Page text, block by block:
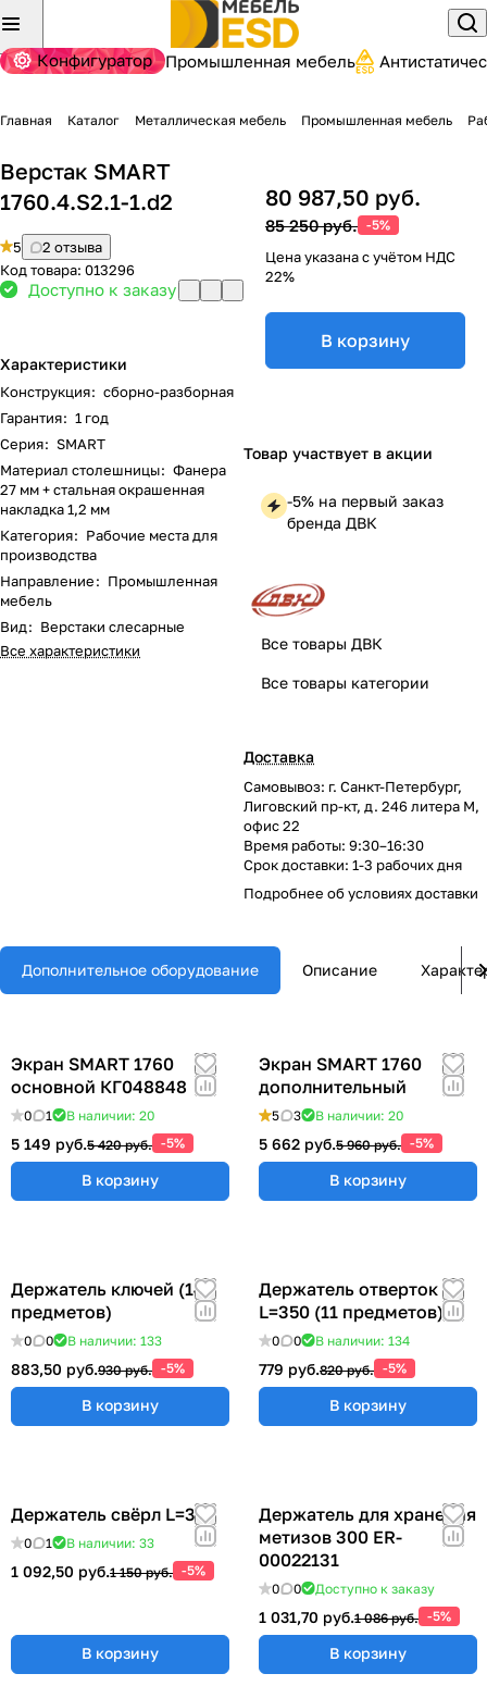
Конфигуратор Промышленная мебель
Главная Каталог Металлическая мебель Промышленная мебель
Верстак SMART
1760.4.S2.1-1.d2
5
2 отзыва
Код товара: 013296
Доступно к заказу
Характеристики
Конструкция: сборно-разборная
Гарантия: 1 год
Серия: SMART
Материал столешницы: Фанера
27 мм + стальная окрашенная
накладка 1,2 мм
Категория: Рабочие места для
производства
Направление: Промышленная
мебель
Вид: Верстаки слесарные
Все характеристики
80 987,50 руб.
85 250 руб. -5%
Цена указана с учётом НДС
22%
В корзину
Товар участвует в акции
-5% на первый заказ
бренда ДВК
Все товары ДВК
Все товары категории
Доставка
Самовывоз: г. Санкт-Петербург,
Лиговский пр-кт, д. 246 литера М,
офис 22
Время работы: 9:30–16:30
Срок доставки: 1-3 рабочих дня
Подробнее обусловиях доставки
Дополнительное оборудование Описание
Экран SMART 1760
основной КГ048848
0 1 В наличии: 20
5 149 руб.5 420 руб. -5%
В корзину
Экран SMART 1760
дополнительный
5 3 В наличии: 20
5 662 руб.5 960 руб. -5%
В корзину
Держатель ключей (14
предметов)
0 0 В наличии: 133
883,50 руб.930 руб. -5%
В корзину
Держатель отверток
L=350 (11 предметов)
0 0 В наличии: 134
779 руб.820 руб. -5%
В корзину
Держатель свёрл L=315
0 1 В наличии: 33
1 092,50 руб.1 150 руб. -5%
В корзину
Держатель для хранения
метизов 300 ER-
00022131
0 0 Доступно к заказу
1 031,70 руб.1 086 руб. -5%
В корзину